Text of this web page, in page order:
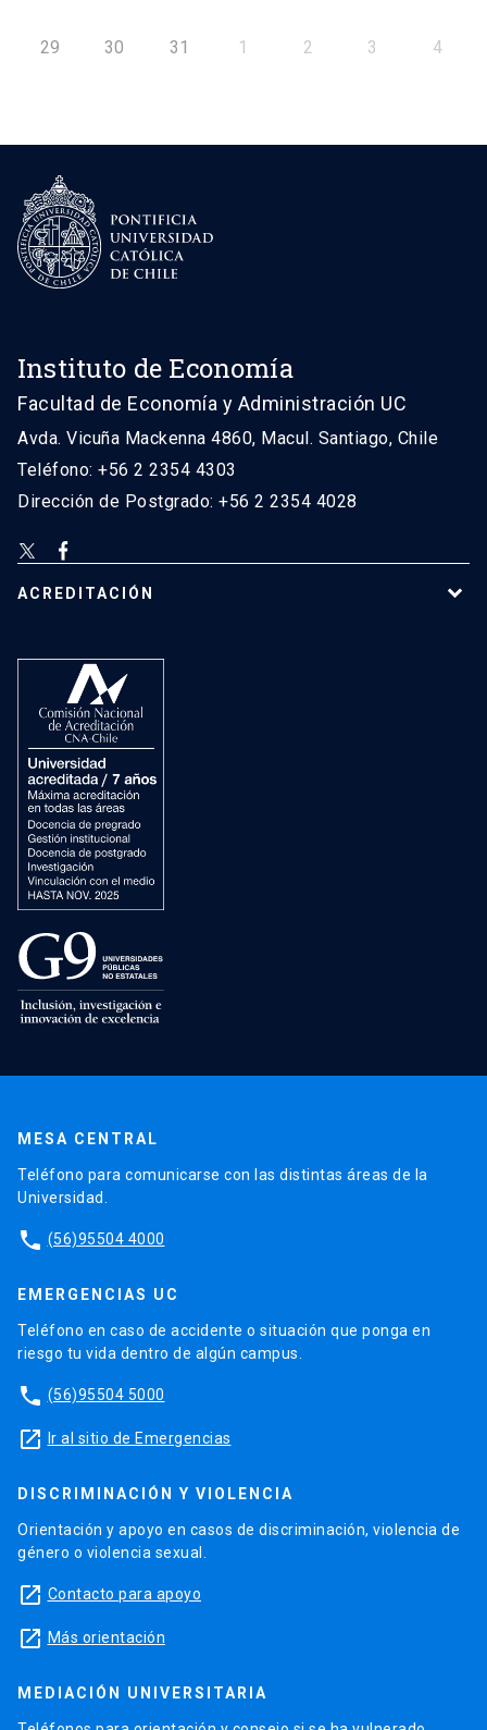
29 30 31 1 2 3 4
Instituto de Economía
Facultad de Economía y Administración UC
Avda. Vicuña Mackenna 4860, Macul. Santiago, Chile
Teléfono: +56 2 2354 4303
Dirección de Postgrado: +56 2 2354 4028
ACREDITACIÓN
MESA CENTRAL
Teléfono para comunicarse con las distintas áreas de la
Universidad.
phone (56)95504 4000
EMERGENCIAS UC
Teléfono en caso de accidente o situación que ponga en
riesgo tu vida dentro de algún campus.
phone (56)95504 5000
launch Ir al sitio de Emergencias
DISCRIMINACIÓN Y VIOLENCIA
Orientación y apoyo en casos de discriminación, violencia de
género o violencia sexual.
launch Contacto para apoyo
launch Más orientación
MEDIACIÓN UNIVERSITARIA